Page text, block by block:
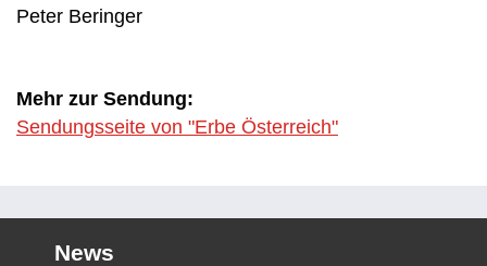
Peter Beringer
Mehr zur Sendung:
Sendungsseite von "Erbe Österreich"
News